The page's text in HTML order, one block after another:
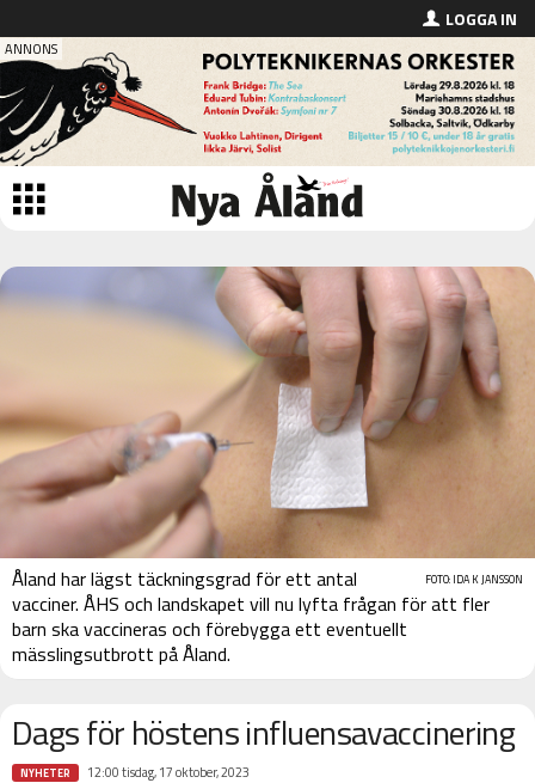
LOGGA IN
FOTO: IDA K JANSSON
Åland har lägst täckningsgrad för ett antal
vacciner. ÅHS och landskapet vill nu lyfta frågan för att fler
barn ska vaccineras och förebygga ett eventuellt
mässlingsutbrott på Åland.
Dags för höstens influensavaccinering
NYHETER 12:00 tisdag, 17 oktober, 2023